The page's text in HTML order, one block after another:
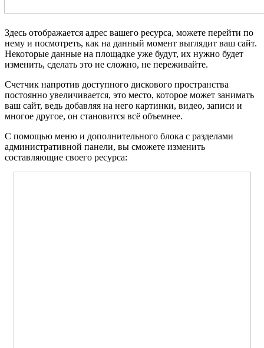
Здесь отображается адрес вашего ресурса, можете перейти по
нему и посмотреть, как на данный момент выглядит ваш сайт.
Некоторые данные на площадке уже будут, их нужно будет
изменить, сделать это не сложно, не переживайте.
Счетчик напротив доступного дискового пространства
постоянно увеличивается, это место, которое может занимать
ваш сайт, ведь добавляя на него картинки, видео, записи и
многое другое, он становится всё объемнее.
С помощью меню и дополнительного блока с разделами
административной панели, вы сможете изменить
составляющие своего ресурса: